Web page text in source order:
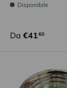
Disponibile
Da €4160